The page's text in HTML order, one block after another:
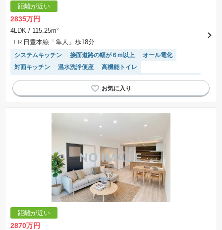
距離が近い
2835万円
4LDK / 115.25m²
ＪＲ日豊本線「隼人」歩18分
システムキッチン 接面道路の幅が６m以上
オール電化
対面キッチン
温水洗浄便座
高機能トイレ
IHクッキングヒーター
閑静な住宅地
モニター付きインターホン
トイレ2個以上
食洗機
キッチン収納が多い
距離が近い
2870万円